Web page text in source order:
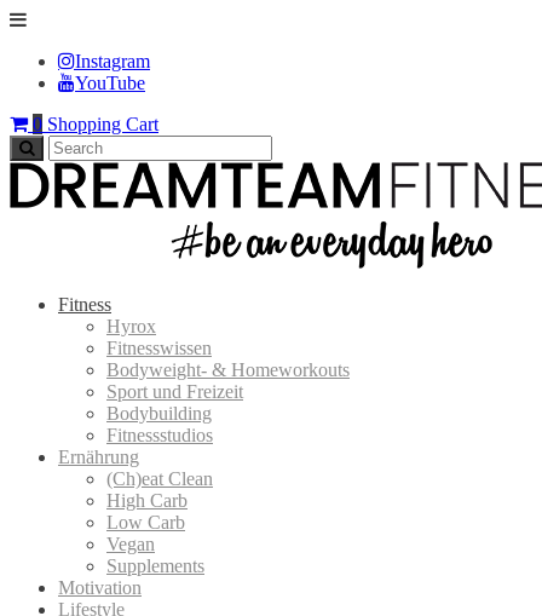
Instagram
YouTube
0 Shopping Cart
Fitness
Hyrox
Fitnesswissen
Bodyweight- & Homeworkouts
Sport und Freizeit
Bodybuilding
Fitnessstudios
Ernährung
(Ch)eat Clean
High Carb
Low Carb
Vegan
Supplements
Motivation
Lifestyle